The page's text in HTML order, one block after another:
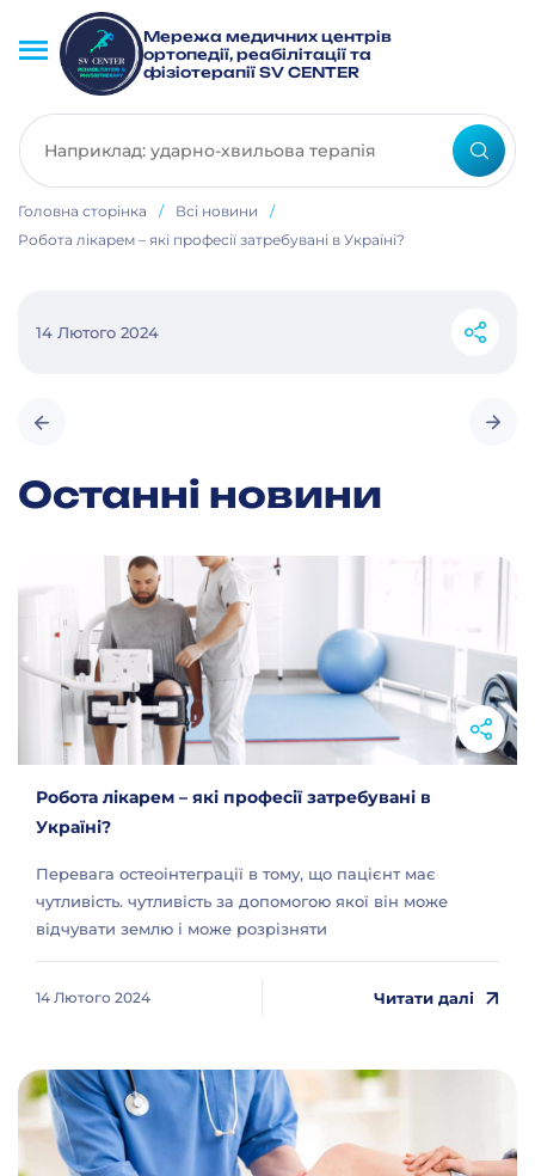
Мережа медичних центрів
ортопедії, реабілітації та
фізіотерапії SV CENTER
Головна сторінка / Всі новини
/
Робота лікарем – які професії затребувані в Україні?
14 Лютого 2024
Останні новини
Робота лікарем – які професії затребувані в
Україні?
Перевага остеоінтеграції в тому, що пацієнт має
чутливість. чутливість за допомогою якої він може
відчувати землю і може розрізняти
14 Лютого 2024 Читати далі